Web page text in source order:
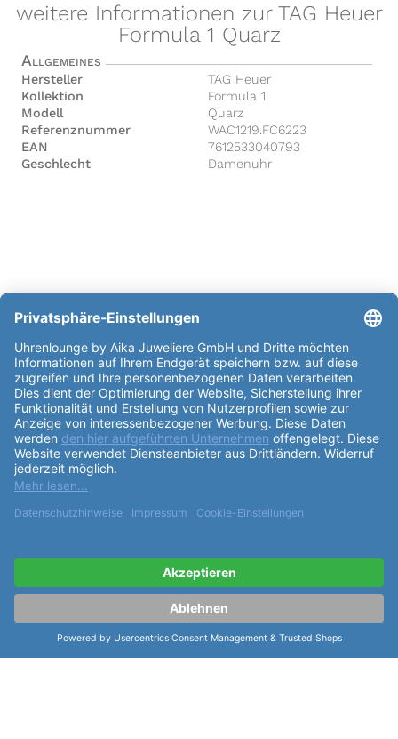
weitere Informationen zur TAG Heuer
Formula 1 Quarz
Allgemeines
Hersteller
TAG Heuer
Kollektion
Formula 1
Modell
Quarz
Referenznummer
WAC1219.FC6223
EAN
7612533040793
Geschlecht
Damenuhr